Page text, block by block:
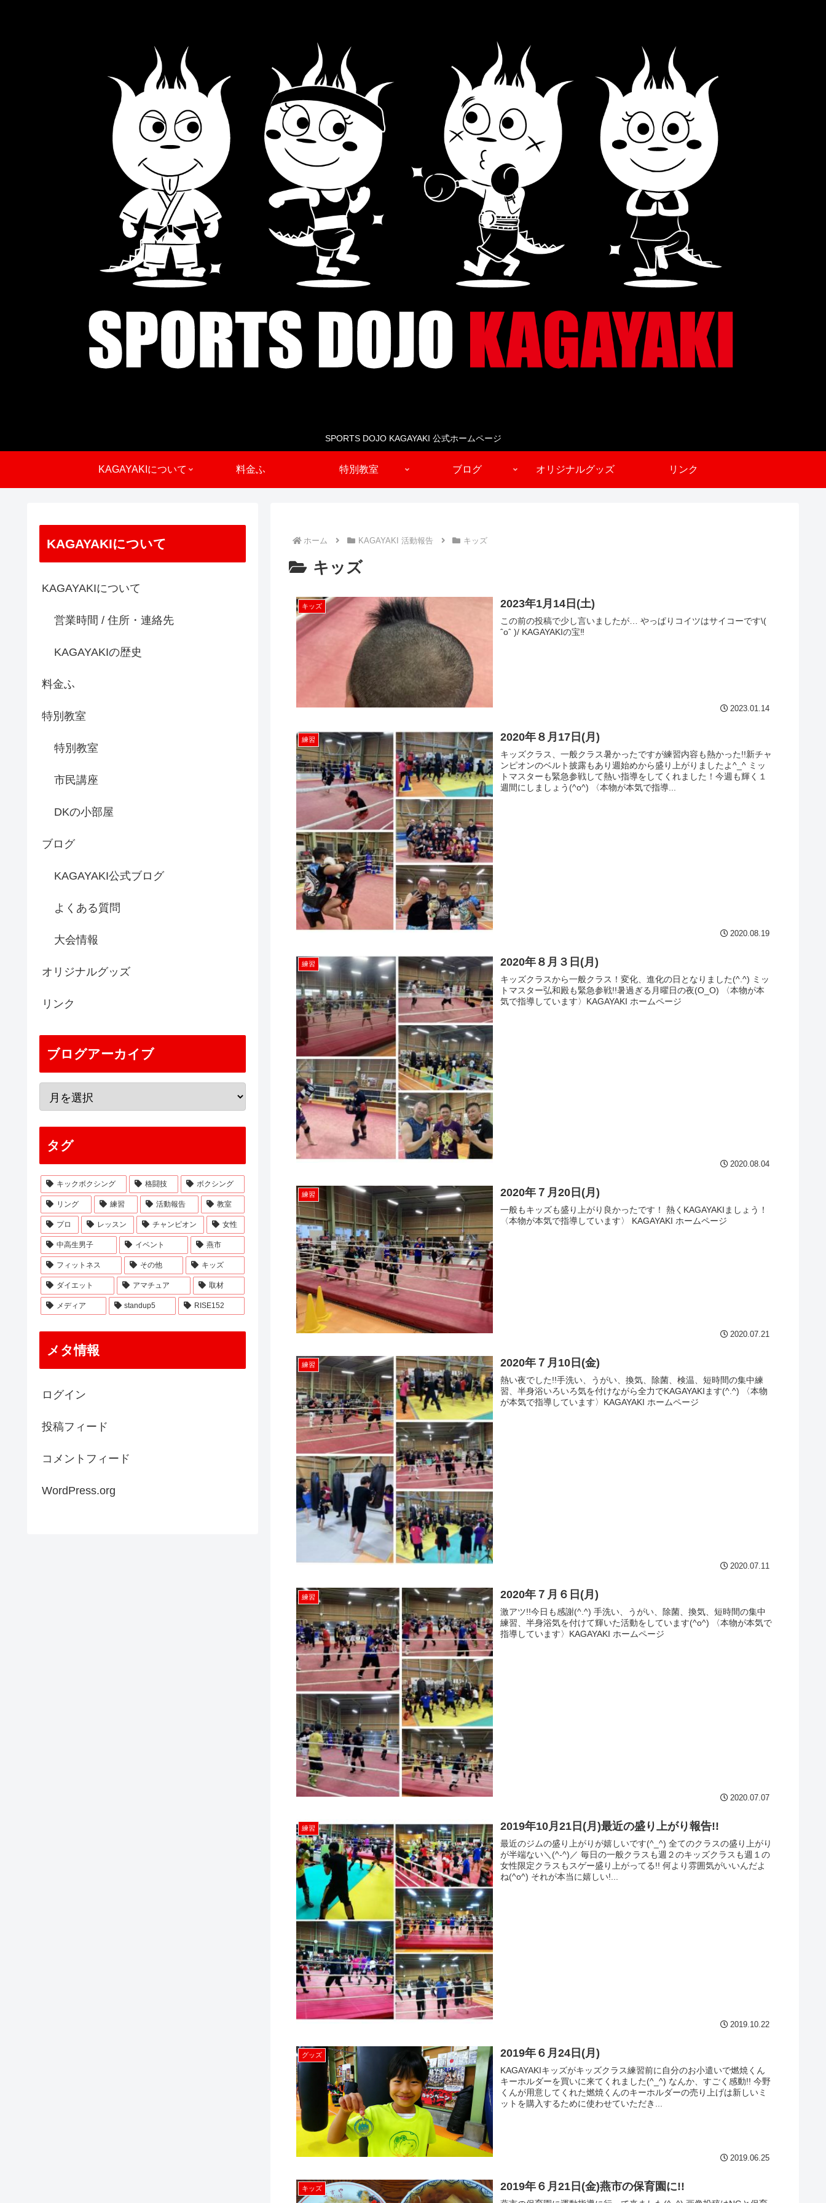
SPORTS DOJO KAGAYAKI 公式ホームページ
KAGAYAKIについて 料金ふ 特別教室 ブログ オリジナルグッズ リンク
ホーム KAGAYAKI 活動報告 キッズ
キッズ
キッズ 2023年1月14日(土)
この前の投稿で少し言いましたが… やっぱりコイツはサイコーです\(
ˆoˆ )/ KAGAYAKIの宝‼︎
2023.01.14
練習 2020年８月17日(月)
キッズクラス、一般クラス暑かったですが練習内容も熱かった!!新チャ
ンピオンのベルト披露もあり週始めから盛り上がりましたよ^_^ ミッ
トマスターも緊急参戦して熱い指導をしてくれました！今週も輝く１
週間にしましょう(^o^) 〈本物が本気で指導...
2020.08.19
練習 2020年８月３日(月)
キッズクラスから一般クラス！変化、進化の日となりました(^.^) ミッ
トマスター弘和殿も緊急参戦!!暑過ぎる月曜日の夜(O_O) 〈本物が本
気で指導しています〉KAGAYAKI ホームページ
2020.08.04
練習 2020年７月20日(月)
一般もキッズも盛り上がり良かったです！ 熱くKAGAYAKIましょう！
〈本物が本気で指導しています〉 KAGAYAKI ホームページ
2020.07.21
練習 2020年７月10日(金)
熱い夜でした!!手洗い、うがい、換気、除菌、検温、短時間の集中練
習、半身浴いろいろ気を付けながら全力でKAGAYAKIます(^.^) 〈本物
が本気で指導しています〉KAGAYAKI ホームページ
2020.07.11
練習 2020年７月６日(月)
激アツ!!今日も感謝(^.^) 手洗い、うがい、除菌、換気、短時間の集中
練習、半身浴気を付けて輝いた活動をしています(^o^) 〈本物が本気で
指導しています〉KAGAYAKI ホームページ
2020.07.07
練習 2019年10月21日(月)最近の盛り上がり報告!!
最近のジムの盛り上がりが嬉しいです(^_^) 全てのクラスの盛り上がり
が半端ない＼(^-^)／ 毎日の一般クラスも週２のキッズクラスも週１の
女性限定クラスもスゲー盛り上がってる!! 何より雰囲気がいいんだよ
ね(^o^) それが本当に嬉しい!...
2019.10.22
グッズ 2019年６月24日(月)
KAGAYAKIキッズがキッズクラス練習前に自分のお小遣いで燃焼くん
キーホルダーを買いに来てくれました(^_^) なんか、すごく感動!! 今野
くんが用意してくれた燃焼くんのキーホルダーの売り上げは新しいミ
ットを購入するために使わせていただき...
2019.06.25
キッズ 2019年６月21日(金)燕市の保育園に!!
KAGAYAKIについて
KAGAYAKIについて
営業時間 / 住所・連絡先
KAGAYAKIの歴史
料金ふ
特別教室
特別教室
市民講座
DKの小部屋
ブログ
KAGAYAKI公式ブログ
よくある質問
大会情報
オリジナルグッズ
リンク
ブログアーカイブ
タグ
キックボクシング 格闘技 ボクシング
リング 練習 活動報告 教室
プロ レッスン チャンピオン 女性
中高生男子 イベント 燕市
フィットネス その他 キッズ
ダイエット アマチュア 取材
メディア standup5 RISE152
メタ情報
ログイン
投稿フィード
コメントフィード
WordPress.org